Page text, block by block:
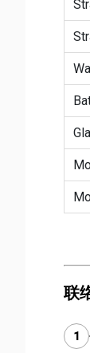
联
1